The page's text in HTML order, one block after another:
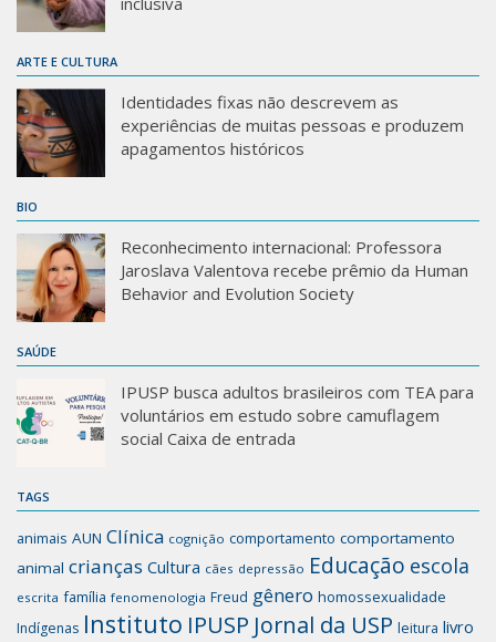
ARTE E CULTURA
Identidades fixas não descrevem as
experiências de muitas pessoas e produzem
apagamentos históricos
BIO
Reconhecimento internacional: Professora
Jaroslava Valentova recebe prêmio da Human
Behavior and Evolution Society
SAÚDE
IPUSP busca adultos brasileiros com TEA para
voluntários em estudo sobre camuflagem
social Caixa de entrada
TAGS
animais AUN Clínica cognição comportamento comportamento
animal crianças Cultura cães depressão Educação escola
escrita família fenomenologia Freud gênero homossexualidade
Indígenas Instituto IPUSP Jornal da USP leitura livro